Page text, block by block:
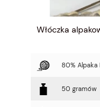
Włóczka
80% Alpaka
50 gramów